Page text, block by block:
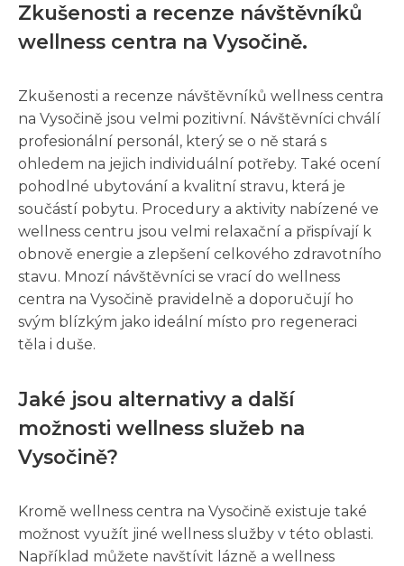
Zkušenosti a recenze návštěvníků
wellness centra na Vysočině.
Zkušenosti a recenze návštěvníků wellness centra
na Vysočině jsou velmi pozitivní. Návštěvníci chválí
profesionální personál, který se o ně stará s
ohledem na jejich individuální potřeby. Také ocení
pohodlné ubytování a kvalitní stravu, která je
součástí pobytu. Procedury a aktivity nabízené ve
wellness centru jsou velmi relaxační a přispívají k
obnově energie a zlepšení celkového zdravotního
stavu. Mnozí návštěvníci se vrací do wellness
centra na Vysočině pravidelně a doporučují ho
svým blízkým jako ideální místo pro regeneraci
těla i duše.
Jaké jsou alternativy a další
možnosti wellness služeb na
Vysočině?
Kromě wellness centra na Vysočině existuje také
možnost využít jiné wellness služby v této oblasti.
Například můžete navštívit lázně a wellness